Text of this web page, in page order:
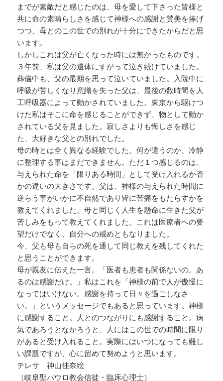
までが素敵だと感じたのは、母を愛して下さった皆様と
共に命の素晴らしさを感じて神様への感謝と賛美を捧げ
つつ、母とのこの世での別れが十分にできたからだと思
います。
しかしこれは父が亡くなった時には無かったものです。
３年前、私は父の遺体にすがって泣き続けていました。
葬儀中も、父の最期を思って泣いていました。入院中に
呼吸が苦しくなり意識を失った父は、最後の数時間を人
工呼吸器によって動かされていました。東京から駆けつ
けた私はそこに命を感じることができず、物として動か
されている父を見ました。寂しさよりも悔しさを感じ
た、大好きな父との別れでした。
母の時とは全く異なる経験でした。何が違うのか、冷静
に整理する事はまだできません。ただ１つ感じるのは、
与えられた命を「限りある時間」として受け入れるか否
かの違いの大きさです。父は、神様の与えられた時間に
逆らう事がいかに不自然であり皆に苦痛をもたらすかを
教えてくれました。母と同じく人生を懸命に生きた父が
苦しみをもって教えてくれました。これは医療者への要
望だけでなく、自分への戒めともなりました。
今、父も母も自らの死を通して同じ教えを残してくれた
と思うことができます。
母が親友に伝えた一言。「医者も患者も関係ないの。あ
るのは感謝だけ。」私はこれを「神様の前で人が傲慢に
なってはいけない。感謝を持って日々を過ごしなさ
い。」というメッセージでもあると思っています。神様
に感謝すること。人とのつながりにも感謝すること。病
気であろうとなかろうと、人にはこの世での時間に限り
があると受け入れること。実際にはいつになっても難し
い課題ですが、心に留めて努めようと思います。
テレサ 神山佳奈絵
（岐阜聖パウロ教会信徒・臨床心理士）